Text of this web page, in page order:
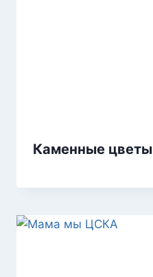
Каменные цветы